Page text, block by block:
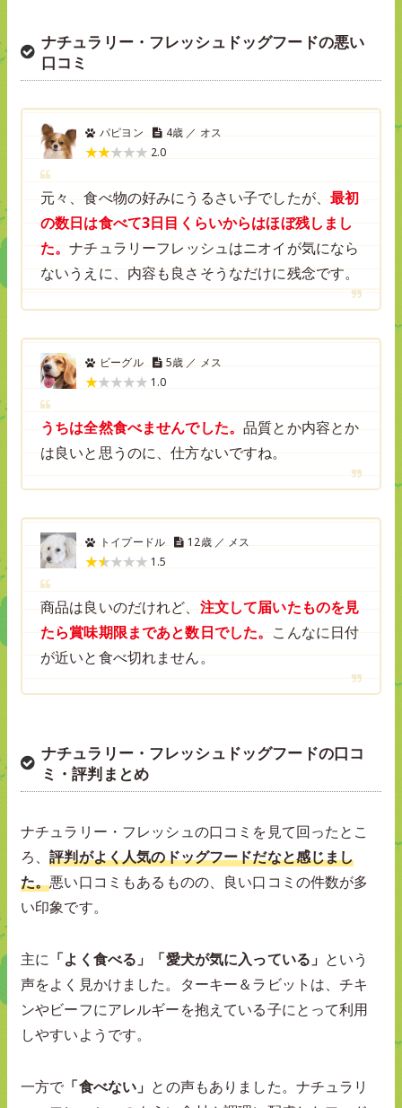
ナチュラリー・フレッシュドッグフードの悪い
口コミ
パピヨン
4歳 ／ オス
2.0
元々、食べ物の好みにうるさい子でしたが、 最初
の数日は食べて3日目くらいからはほぼ残しまし
た。ナチュラリーフレッシュはニオイが気になら
ないうえに、内容も良さそうなだけに残念です。
ビーグル
5歳 ／ メス
1.0
うちは全然食べませんでした。品質とか内容とか
は良いと思うのに、仕方ないですね。
トイプードル
12歳 ／ メス
1.5
商品は良いのだけれど、 注文して届いたものを見
たら賞味期限まであと数日でした。 こんなに日付
が近いと食べ切れません。
ナチュラリー・フレッシュドッグフードの口コ
ミ・評判まとめ
ナチュラリー・フレッシュの口コミを見て回ったとこ
ろ、評判がよく人気のドッグフードだなと感じまし
た。悪い口コミもあるものの、良い口コミの件数が多
い印象です。
主に 「よく食べる」「愛犬が気に入っている」 という
声をよく見かけました。ターキー＆ラビットは、チキ
ンやビーフにアレルギーを抱えている子にとって利用
しやすいようです。
一方で 「食べない」 との声もありました。ナチュラリ